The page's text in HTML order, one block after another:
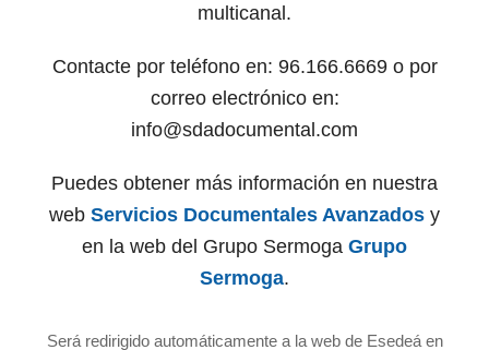
multicanal.
Contacte por teléfono en: 96.166.6669 o por
correo electrónico en:
info@sdadocumental.com
Puedes obtener más información en nuestra
web Servicios Documentales Avanzados y
en la web del Grupo Sermoga Grupo
Sermoga.
Será redirigido automáticamente a la web de Esedeá en